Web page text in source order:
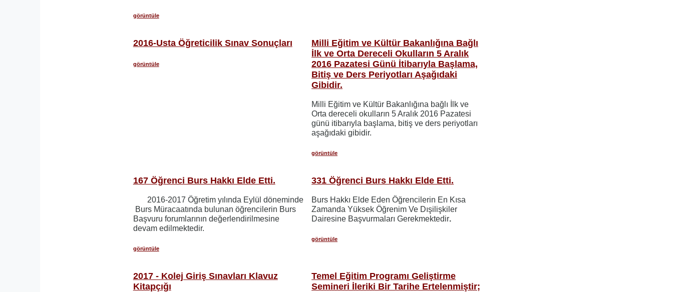
görüntüle
2016-Usta Öğreticilik Sınav Sonuçları
görüntüle
Milli Eğitim ve Kültür Bakanlığına Bağlı
İlk ve Orta Dereceli Okulların 5 Aralık
2016 Pazatesi Günü İtibarıyla Başlama,
Bitiş ve Ders Periyotları Aşağıdaki
Gibidir.
Milli Eğitim ve Kültür Bakanlığına bağlı İlk ve
Orta dereceli okulların 5 Aralık 2016 Pazatesi
günü itibarıyla başlama, bitiş ve ders periyotları
aşağıdaki gibidir.
görüntüle
167 Öğrenci Burs Hakkı Elde Etti.
2016-2017 Öğretim yılında Eylül döneminde
Burs Müracaatında bulunan öğrencilerin Burs
Başvuru forumlarının değerlendirilmesine
devam edilmektedir.
görüntüle
331 Öğrenci Burs Hakkı Elde Etti.
Burs Hakkı Elde Eden Öğrencilerin En Kısa
Zamanda Yüksek Öğrenim Ve Dışilişkiler
Dairesine Başvurmaları Gerekmektedir.
görüntüle
2017 - Kolej Giriş Sınavları Klavuz
Kitapçığı
Temel Eğitim Programı Geliştirme
Semineri İleriki Bir Tarihe Ertelenmiştir;